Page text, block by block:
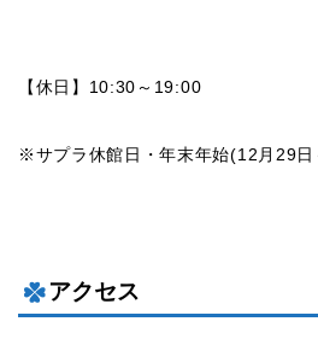
【休日】10:30～19:00
※サプラ休館日・年末年始(12月29日
アクセス